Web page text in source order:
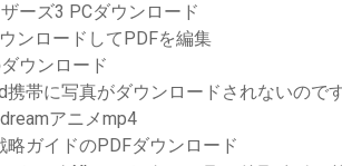
ーズ3 PCダウンロード
ンロードしてPDFを編集
ウンロード
携帯に写真がダウンロードされないので
アニメmp4
略ガイドのPDFダウンロード